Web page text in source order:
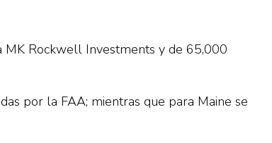
MK Rockwell Investments y de 65,000
por la FAA; mientras que para Maine se